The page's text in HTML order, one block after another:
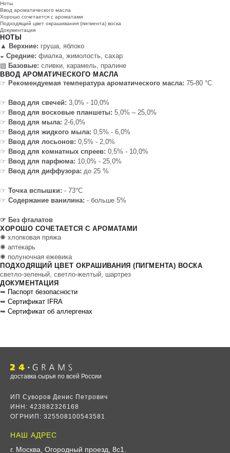
Ноты
Ввод ароматического масла
Хорошо сочетается с ароматами
Подходящий цвет окрашивания (пигмента) воска
Документация
НОТЫ
▲ Верхние: груша, яблоко
◒ Средние: фиалка, жимолость, сахар
▨ Базовые: сливки, карамель, пралине
ВВОД АРОМАТИЧЕСКОГО МАСЛА
☞ Рекомендуемая температура ароматического масла: 75-80 °C
☞ Ввод для свечей: 3,0% - 10,0%
☞ Ввод для восковые планшеты: 5,0% – 25,0%
☞ Ввод для мыла: 2-6,0%
☞ Ввод для жидкого мыла: 0,5% - 6,0%
☞ Ввод для лосьонов: 0,5% - 2,0%
☞ Ввод для комнатных спреев: 0,5% - 10,0%
☞ Ввод для парфюма: 10,0% - 25,0%
☞ Ввод для диффузора: до 25 %
☞ Точка вспышки: - 73°C
☞ Содержание ванилина: - больше 5%
☞ Без фталатов
ХОРОШО СОЧЕТАЕТСЯ С АРОМАТАМИ
✺ хлопковая пряжа
✺ аптекарь
✺ полуночная ежевика
ПОДХОДЯЩИЙ ЦВЕТ ОКРАШИВАНИЯ (ПИГМЕНТА) ВОСКА
светло-зеленый, светло-желтый, шартрез
ДОКУМЕНТАЦИЯ
➥ Паспорт безопасности
➥ Сертификат IFRA
➥ Сертификат об аллергенах
НАШ АДРЕС
г. Москва, Огородный проезд, 8с1.
доставка сырья по всей России
ИП Суворов Денис Петрович
ИНН: 423882326168
ОГРНИП: 325508100543581